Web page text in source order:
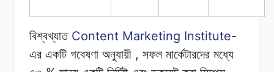
বিশ্বখ্যাত Content Marketing Institute-
এর একটি গবেষণা অনুযায়ী , সফল মার্কেটারদের মধ্যে